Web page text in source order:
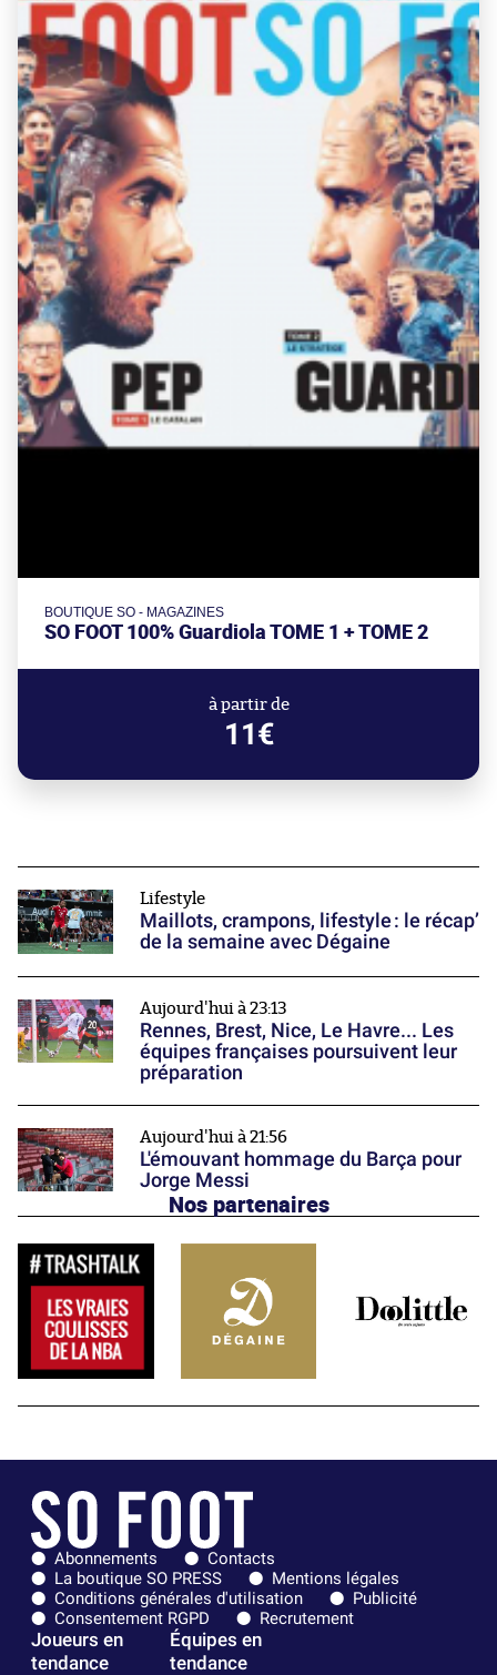
BOUTIQUE SO - MAGAZINES
SO FOOT 100% Guardiola TOME 1 + TOME 2
à partir de
11€
Lifestyle
Maillots, crampons, lifestyle : le récap’
de la semaine avec Dégaine
Aujourd'hui à 23:13
Rennes, Brest, Nice, Le Havre... Les
équipes françaises poursuivent leur
préparation
Aujourd'hui à 21:56
L'émouvant hommage du Barça pour
Jorge Messi
Nos partenaires
Abonnements
Contacts
La boutique SO PRESS
Mentions légales
Conditions générales d'utilisation
Publicité
Consentement RGPD
Recrutement
Joueurs en
tendance
Équipes en
tendance